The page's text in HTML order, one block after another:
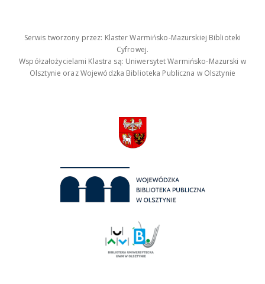
Serwis tworzony przez: Klaster Warmińsko-Mazurskiej Biblioteki
Cyfrowej.
Współzałożycielami Klastra są: Uniwersytet Warmińsko-Mazurski w
Olsztynie oraz Wojewódzka Biblioteka Publiczna w Olsztynie